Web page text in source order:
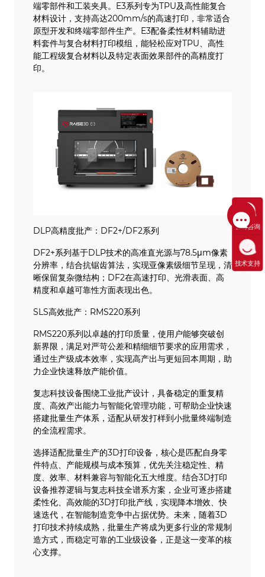
端零部件和工装夹具。E3系列专为TPU及高性能复合
材料设计，支持高达200mm/s的高速打印，非常适合
原型开发和终端零部件生产。E3配备柔性材料辅助进
料套件与复合材料打印模组，能轻松应对TPU、高性
能工程级复合材料以及特定表面效果部件的高精度打
印。
DLP高精度批产：DF2+/DF2系列
DF2+系列基于DLP技术的高准直光源与78.5μm像素
分辨率，结合抗锯齿算法，实现亚像素级细节呈现，清
晰保留复杂微结构；DF2在高速打印、光滑表面、高
精度和卓越可靠性方面表现出色。
SLS高效批产：RMS220系列
RMS220系列以卓越的打印质量，使用户能够突破创
新界限，满足对严苛公差和精细细节要求的应用需求，
通过生产级成本效率，实现高产出与更短回本周期，助
力企业快速释放产能价值。
复志科技设备围绕工业批产设计，具备稳定的重复精
度、高效产出能力与智能化管理功能，可帮助企业快速
搭建批量生产体系，适配从研发打样到小批量终端制造
的全流程需求。
选择适配批量生产的3D打印设备，核心是匹配自身零
件特点、产能规模与成本预算，优先关注稳定性、精
度、效率、材料兼容与智能化五大维度。结合3D打印
设备推荐逻辑与复志科技全谱系方案，企业可逐步搭建
柔性化、高效能的3D打印批产线，实现降本增效、快
速迭代，在智能制造竞争中占据优势。未来，随着3D
打印技术持续成熟，批量生产将成为更多行业的常规制
造方式，而稳定可靠的工业级设备，正是这一变革的核
心支撑。
售前咨询
技术支持